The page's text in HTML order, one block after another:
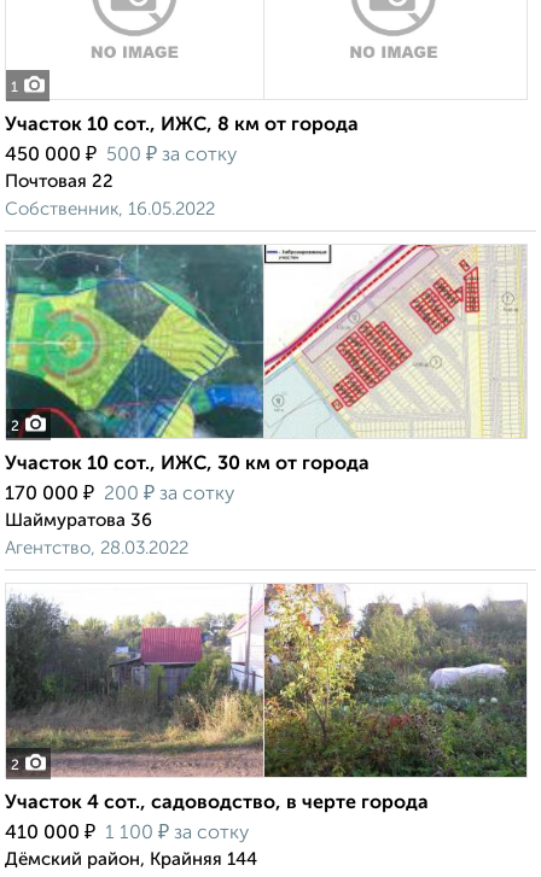
1
Участок 10 сот., ИЖС, 8 км от города
450 000 ₽ 500 ₽ за сотку
Почтовая 22
Собственник, 16.05.2022
2
Участок 10 сот., ИЖС, 30 км от города
170 000 ₽ 200 ₽ за сотку
Шаймуратова 36
Агентство, 28.03.2022
2
Участок 4 сот., садоводство, в черте города
410 000 ₽ 1 100 ₽ за сотку
Дёмский район, Крайняя 144